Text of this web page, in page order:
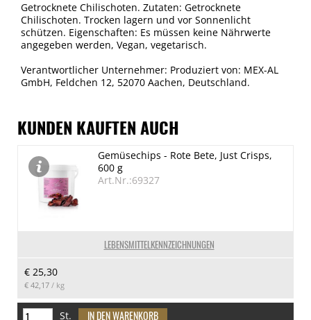
Getrocknete Chilischoten. Zutaten: Getrocknete
Chilischoten. Trocken lagern und vor Sonnenlicht
schützen. Eigenschaften: Es müssen keine Nährwerte
angegeben werden, Vegan, vegetarisch.
Verantwortlicher Unternehmer: Produziert von: MEX-AL
GmbH, Feldchen 12, 52070 Aachen, Deutschland.
KUNDEN KAUFTEN AUCH
LEBENSMITTELKENNZEICHNUNGEN
Gemüsechips - Rote Bete, Just Crisps,
600 g
Art.Nr.:69327
€ 25,30
€ 42,17 / kg
St.